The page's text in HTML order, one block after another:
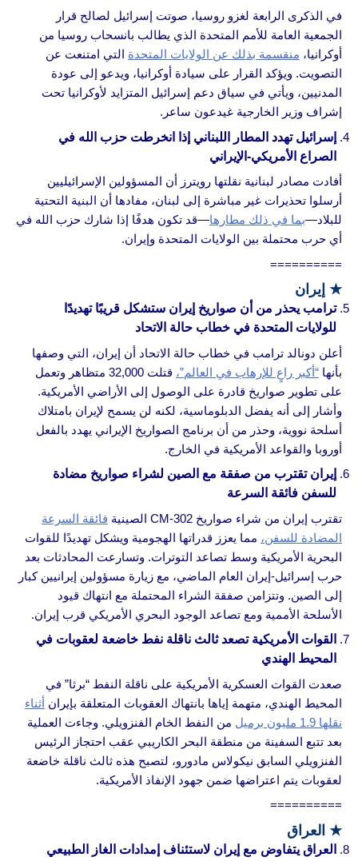
في الذكرى الرابعة لغزو روسيا، صوتت إسرائيل لصالح قرار
الجمعية العامة للأمم المتحدة الذي يطالب بانسحاب روسيا من
أوكرانيا، منقسمة بذلك عن الولايات المتحدة التي امتنعت عن
التصويت. ويؤكد القرار على سيادة أوكرانيا، ويدعو إلى عودة
المدنيين، ويأتي في سياق دعم إسرائيل المتزايد لأوكرانيا تحت
إشراف وزير الخارجية غيدعون ساعر.
إسرائيل تهدد المطار اللبناني إذا انخرطت حزب الله في
الصراع الأمريكي‑الإيراني
أفادت مصادر لبنانية نقلتها رويترز أن المسؤولين الإسرائيليين
أرسلوا تحذيرات غير مباشرة إلى لبنان، مفادها أن البنية التحتية
للبلاد—بما في ذلك مطارها—قد تكون هدفًا إذا شارك حزب الله في
أي حرب محتملة بين الولايات المتحدة وإيران.
==========
★ إيران
ترامب يحذر من أن صواريخ إيران ستشكل قريبًا تهديدًا
للولايات المتحدة في خطاب حالة الاتحاد
أعلن دونالد ترامب في خطاب حالة الاتحاد أن إيران، التي وصفها
بأنها “أكبر راعٍ للإرهاب في العالم”،
قتلت 32,000 متظاهر وتعمل
على تطوير صواريخ قادرة على الوصول إلى الأراضي الأمريكية.
وأشار إلى أنه يفضل الدبلوماسية، لكنه لن يسمح لإيران بامتلاك
أسلحة نووية، وحذر من أن برنامج الصواريخ الإيراني يهدد بالفعل
أوروبا والقواعد الأمريكية في الخارج.
إيران تقترب من صفقة مع الصين لشراء صواريخ مضادة
للسفن فائقة السرعة
تقترب إيران من شراء صواريخ CM‑302 الصينية
فائقة السرعة
المضادة للسفن، مما يعزز قدراتها الهجومية ويشكل تهديدًا للقوات
البحرية الأمريكية وسط تصاعد التوترات. وتسارعت المحادثات بعد
حرب إسرائيل‑إيران العام الماضي، مع زيارة مسؤولين إيرانيين كبار
إلى الصين. وتتزامن صفقة الشراء المحتملة مع انتهاك قيود
الأسلحة الأممية ومع تصاعد الوجود البحري الأمريكي قرب إيران.
القوات الأمريكية تصعد ثالث ناقلة نفط خاضعة لعقوبات في
المحيط الهندي
صعدت القوات العسكرية الأمريكية على ناقلة النفط “برثا” في
المحيط الهندي، متهمة إياها بانتهاك العقوبات المتعلقة بإيران أثناء
نقلها 1.9 مليون برميل
من النفط الخام الفنزويلي. وجاءت العملية
بعد تتبع السفينة من منطقة البحر الكاريبي عقب احتجاز الرئيس
الفنزويلي السابق نيكولاس مادورو، لتصبح هذه ثالث ناقلة خاضعة
لعقوبات يتم اعتراضها ضمن جهود الإنفاذ الأمريكية.
==========
★ العراق
العراق يتفاوض مع إيران لاستئناف إمدادات الغاز الطبيعي